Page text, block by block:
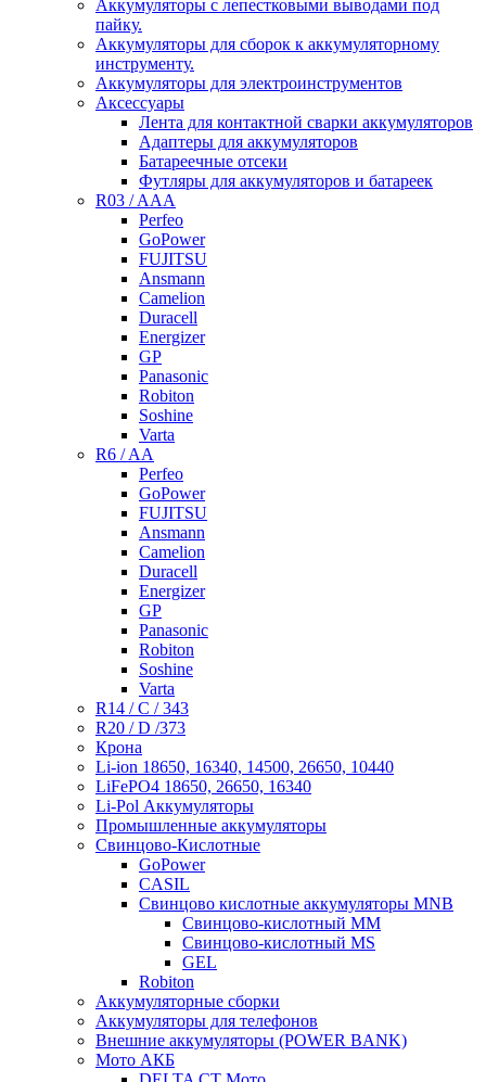
Аккумуляторы с лепестковыми выводами под
пайку.
Аккумуляторы для сборок к аккумуляторному
инструменту.
Аккумуляторы для электроинструментов
Аксессуары
Лента для контактной сварки аккумуляторов
Адаптеры для аккумуляторов
Батареечные отсеки
Футляры для аккумуляторов и батареек
R03 / AAA
Perfeo
GoPower
FUJITSU
Ansmann
Camelion
Duracell
Energizer
GP
Panasonic
Robiton
Soshine
Varta
R6 / AA
Perfeo
GoPower
FUJITSU
Ansmann
Camelion
Duracell
Energizer
GP
Panasonic
Robiton
Soshine
Varta
R14 / C / 343
R20 / D /373
Крона
Li-ion 18650, 16340, 14500, 26650, 10440
LiFePO4 18650, 26650, 16340
Li-Pol Аккумуляторы
Промышленные аккумуляторы
Свинцово-Кислотные
GoPower
CASIL
Свинцово кислотные аккумуляторы MNB
Cвинцово-кислотный MM
Cвинцово-кислотный MS
GEL
Robiton
Аккумуляторные сборки
Аккумуляторы для телефонов
Внешние аккумуляторы (POWER BANK)
Мото АКБ